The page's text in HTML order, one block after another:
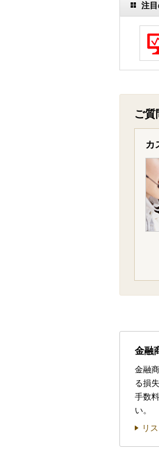
注
ご質
カ
金融
金融
る損
手数
い。
リ